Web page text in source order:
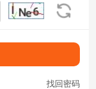
找回密码